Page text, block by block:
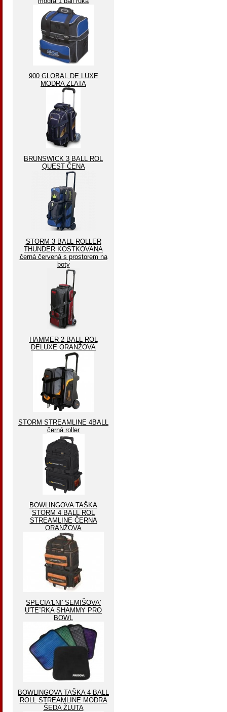
900 GLOBAL DE LUXE
MODRA ZLATA
BRUNSWICK 3 BALL ROL
QUEST ČENA
STORM 3 BALL ROLLER
THUNDER KOSTKOVANA
černá červená s prostorem na
boty
HAMMER 2 BALL ROL
DELUXE ORANŽOVA
STORM STREAMLINE 4BALL
černá roller
BOWLINGOVA TAŠKA
STORM 4 BALL ROL
STREAMLINE ČERNA
ORANŽOVA
SPECIA'LNI' SEMIŠOVA'
U'TEˇRKA SHAMMY PRO
BOWL
BOWLINGOVA TAŠKA 4 BALL
ROLL STREAMLINE MODRA
ŠEDA ŽLUTA